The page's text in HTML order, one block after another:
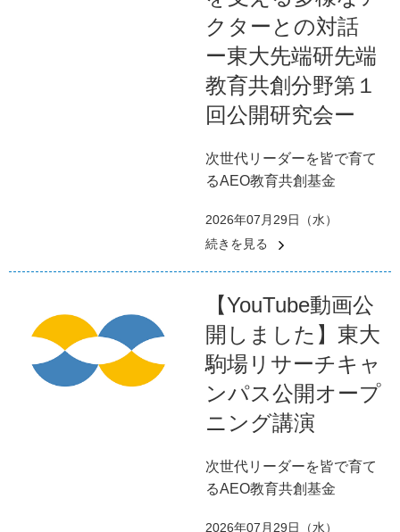
クターとの対話
ー東大先端研先端
教育共創分野第１
回公開研究会ー
次世代リーダーを皆で育て
るAEO教育共創基金
2026年07月29日（水）
続きを見る
【YouTube動画公
開しました】東大
駒場リサーチキャ
ンパス公開オープ
ニング講演
次世代リーダーを皆で育て
るAEO教育共創基金
2026年07月29日（水）